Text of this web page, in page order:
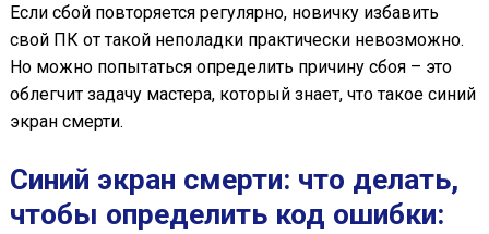
Если сбой повторяется регулярно, новичку избавить
свой ПК от такой неполадки практически невозможно.
Но можно попытаться определить причину сбоя – это
облегчит задачу мастера, который знает, что такое синий
экран смерти.
Синий экран смерти: что делать,
чтобы определить код ошибки: